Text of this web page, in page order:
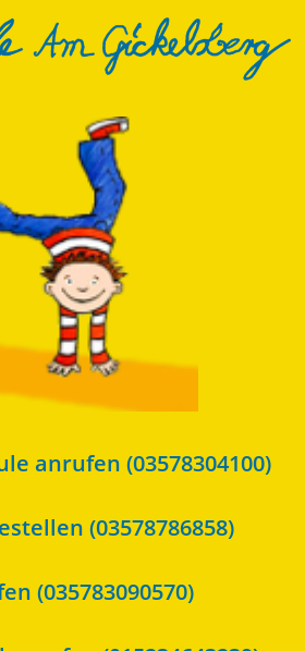
anrufen (03578304100)
(03578786858)
(035783090570)